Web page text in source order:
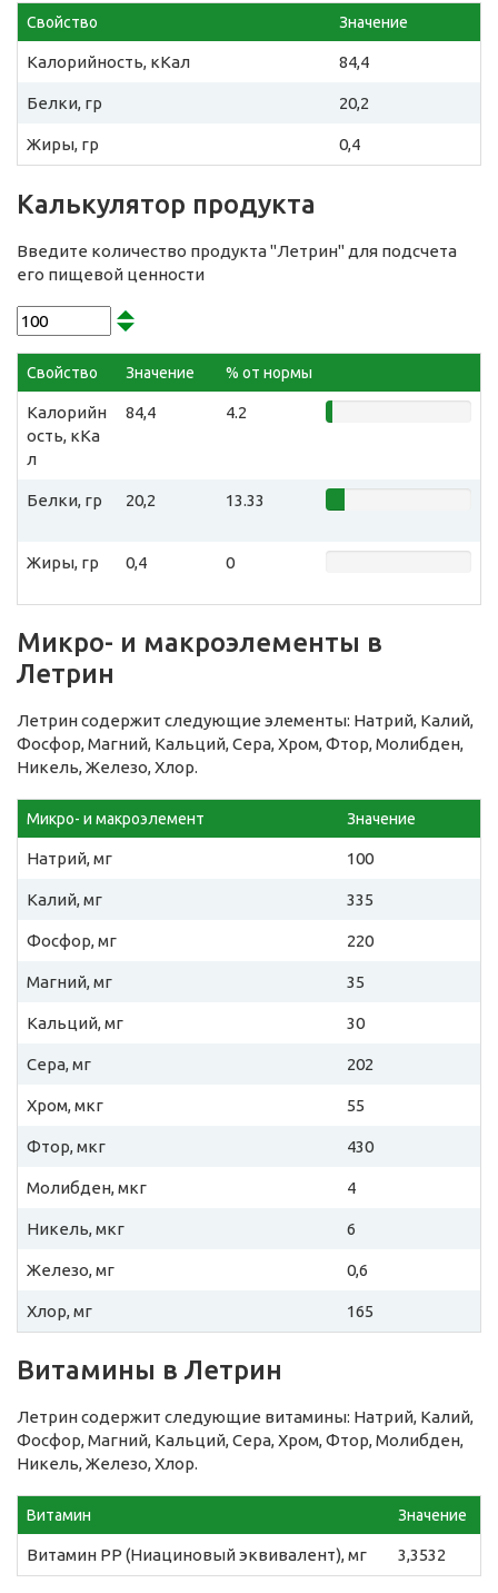
Свойство Значение
Калорийность, кКал 84,4
Белки, гр 20,2
Жиры, гр 0,4
Калькулятор продукта
Введите количество продукта "Летрин" для подсчета
его пищевой ценности
Свойство Значение % от нормы
Калорийн
ость, кКа
л
84,4 4.2
Белки, гр 20,2 13.33
Жиры, гр 0,4 0
Микро- и макроэлементы в
Летрин
Летрин содержит следующие элементы: Натрий, Калий,
Фосфор, Магний, Кальций, Сера, Хром, Фтор, Молибден,
Никель, Железо, Хлор.
Микро- и макроэлемент Значение
Натрий, мг 100
Калий, мг 335
Фосфор, мг 220
Магний, мг 35
Кальций, мг 30
Сера, мг 202
Хром, мкг 55
Фтор, мкг 430
Молибден, мкг 4
Никель, мкг 6
Железо, мг 0,6
Хлор, мг 165
Витамины в Летрин
Летрин содержит следующие витамины: Натрий, Калий,
Фосфор, Магний, Кальций, Сера, Хром, Фтор, Молибден,
Никель, Железо, Хлор.
Витамин Значение
Витамин PP (Ниациновый эквивалент), мг 3,3532